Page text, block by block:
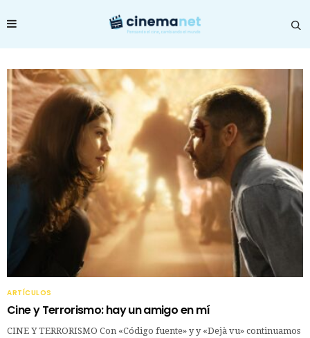
ARTÍCULOS
Cine y Terrorismo: hay un amigo en mí
CINE Y TERRORISMO Con «Código fuente» y y «Dejà vu» continuamos